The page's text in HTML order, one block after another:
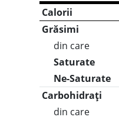
Calorii
Grăsimi
din care
Saturate
Ne-Saturate
Carbohidrați
din care